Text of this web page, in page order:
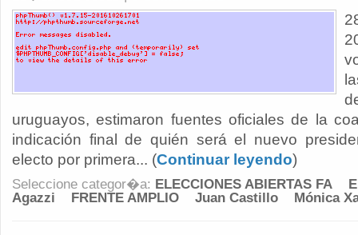
uruguayos, estimaron fuentes oficiales de la
indicación final de quién será el nuevo
electo por primera... (Continuar leyendo)
Seleccione categor�a: ELECCIONES ABIERTAS FA
Agazzi
FRENTE AMPLIO Juan Castillo Mónica